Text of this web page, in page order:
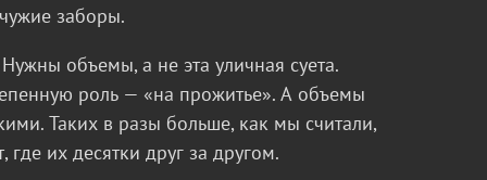
заборы.
объемы, а не эта уличная суета.
роль — «на прожитье». А объемы
Таких в разы больше, как мы считали,
их десятки друг за другом.